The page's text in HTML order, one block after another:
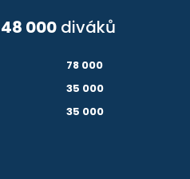
000 diváků
78 000
35 000
35 000